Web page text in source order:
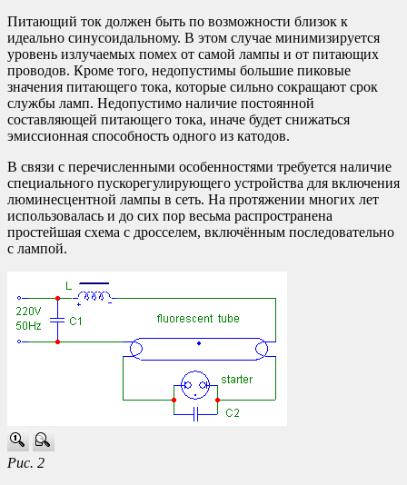
Питающий ток должен быть по возможности близок к
идеально синусоидальному. В этом случае минимизируется
уровень излучаемых помех от самой лампы и от питающих
проводов. Кроме того, недопустимы большие пиковые
значения питающего тока, которые сильно сокращают срок
службы ламп. Недопустимо наличие постоянной
составляющей питающего тока, иначе будет снижаться
эмиссионная способность одного из катодов.
В связи с перечисленными особенностями требуется наличие
специального пускорегулирующего устройства для включения
люминесцентной лампы в сеть. На протяжении многих лет
использовалась и до сих пор весьма распространена
простейшая схема с дросселем, включённым последовательно
с лампой.
Рис. 2